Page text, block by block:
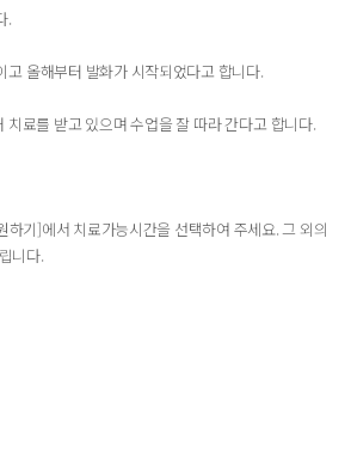
.
고 올해부터 발화가 시작되었다고 합니다.
치료를 받고 있으며 수업을 잘 따라 간다고 합니다.
하기]에서 치료가능시간을 선택하여 주세요. 그 외의
니다.